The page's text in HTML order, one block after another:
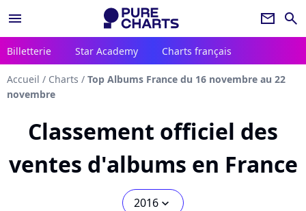
menu newsletter search
Billetterie Star Academy Charts français
Accueil / Charts / Top Albums France du 16 novembre au 22
novembre
Classement officiel des
ventes d'albums en France
2016 chevron_bot